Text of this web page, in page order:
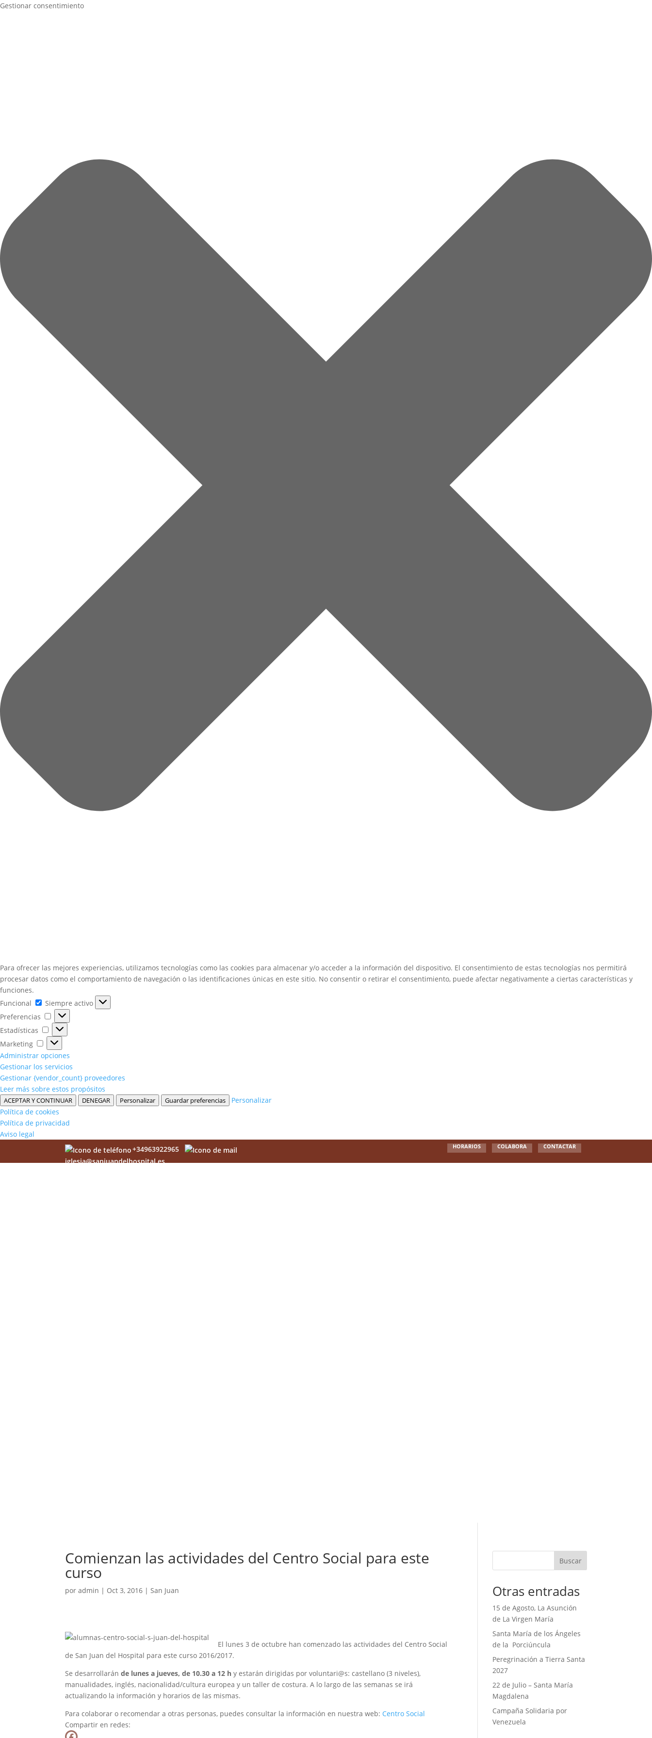
Gestionar consentimiento
Para ofrecer las mejores experiencias, utilizamos tecnologías como las cookies para almacenar y/o acceder a la información del dispositivo. El consentimiento de estas tecnologías nos permitirá
procesar datos como el comportamiento de navegación o las identificaciones únicas en este sitio. No consentir o retirar el consentimiento, puede afectar negativamente a ciertas características y
funciones.
Funcional
Funcional
Siempre activo
Preferencias
Preferencias
Estadísticas
Estadísticas
Marketing
Marketing
Administrar opciones
Gestionar los servicios
Gestionar {vendor_count} proveedores
Leer más sobre estos propósitos
ACEPTAR Y CONTINUAR DENEGAR Personalizar Guardar preferencias
Personalizar
Política de cookies
Política de privacidad
Aviso legal
+34963922965
iglesia@sanjuandelhospital.es
HORARIOS COLABORA CONTACTAR
Comienzan las actividades del Centro Social para este
curso
poradmin | Oct 3, 2016 |San Juan
El lunes 3 de octubre han comenzado las actividades del Centro Social
de San Juan del Hospital para este curso 2016/2017.
Se desarrollaránde lunes a jueves, de 10.30 a 12 h y estarán dirigidas por voluntari@s: castellano (3 niveles),
manualidades, inglés, nacionalidad/cultura europea y un taller de costura. A lo largo de las semanas se irá
actualizando la información y horarios de las mismas.
Para colaborar o recomendar a otras personas, puedes consultar la información en nuestra web: Centro Social
Compartir en redes:
Buscar
Otras entradas
15 de Agosto, La Asunción
de La Virgen María
Santa María de los Ángeles
de la Porciúncula
Peregrinación a Tierra Santa
2027
22 de Julio – Santa María
Magdalena
Campaña Solidaria por
Venezuela